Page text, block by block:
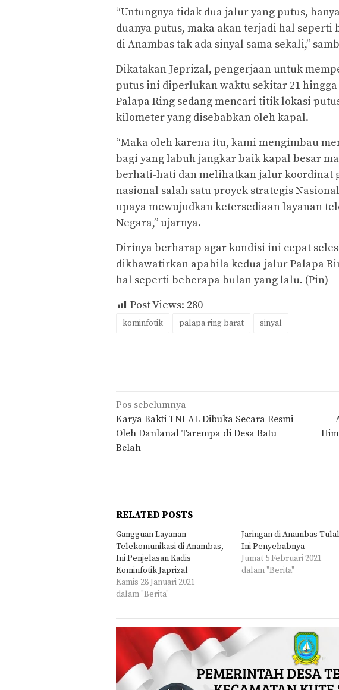
“Untungnya tidak dua jalur yang putus,
duanya putus, maka akan terjadi hal
di Anambas tak ada sinyal sama sekali,”
Dikatakan Jeprizal, pengerjaan untuk
putus ini diperlukan waktu sekitar 21
Palapa Ring sedang mencari titik lokasi
kilometer yang disebabkan oleh kapal.
“Maka oleh karena itu, kami mengimbau
bagi yang labuh jangkar baik kapal besar
berhati-hati dan melihatkan jalur koordinat
nasional salah satu proyek strategis
upaya mewujudkan ketersediaan layanan
Negara,” ujarnya.
Dirinya berharap agar kondisi ini cepat
dikhawatirkan apabila kedua jalur Palapa
hal seperti beberapa bulan yang lalu. (Pin)
Post Views: 280
kominfotik palapa ring barat sinyal
Navigasi
pos
Pos sebelumnya
Karya Bakti TNI AL Dibuka Secara Resmi
Oleh Danlanal Tarempa di Desa Batu
Belah
RELATED POSTS
Gangguan Layanan
Telekomunikasi di Anambas,
Ini Penjelasan Kadis
Kominfotik Japrizal
Kamis 28 Januari 2021
dalam "Berita"
Jaringan di Anambas
Ini Penyebabnya
Jumat 5 Februari 2021
dalam "Berita"